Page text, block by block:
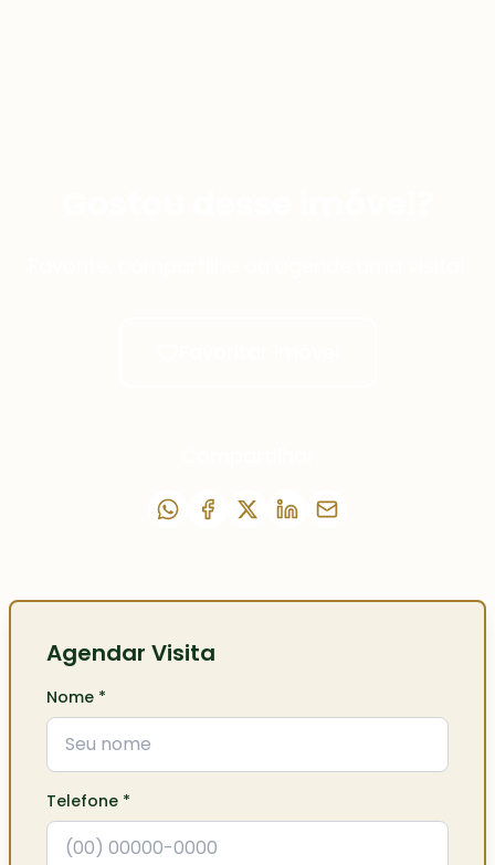
Agendar Visita
Nome *
Telefone *